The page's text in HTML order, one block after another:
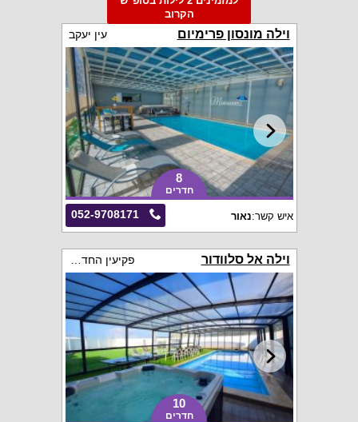
הקרוב
וילה מונסון פרימיום עין יעקב
8
חדרים
052-9708171 איש קשר:נאור
וילה אל סלוודור
10
חדרים